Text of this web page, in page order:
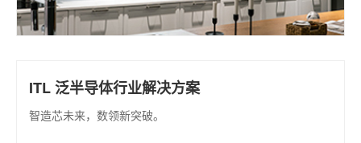
ITL 泛半导体行业解决方案
智造芯未来，数领新突破。